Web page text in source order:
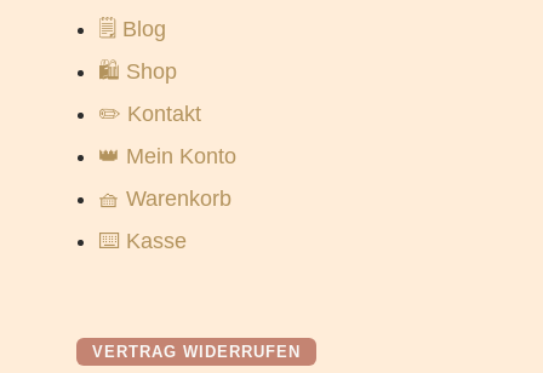
🗒️ Blog
🛍️ Shop
✏️ Kontakt
👑 Mein Konto
🧺 Warenkorb
⌨️ Kasse
VERTRAG WIDERRUFEN